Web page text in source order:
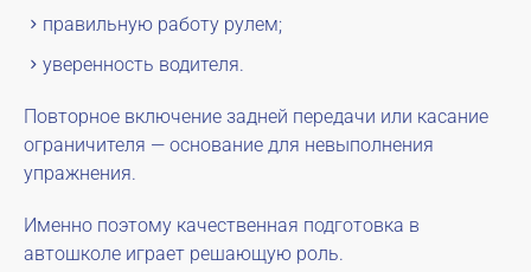
правильную работу рулем;
уверенность водителя.
Повторное включение задней передачи или касание
ограничителя — основание для невыполнения
упражнения.
Именно поэтому качественная подготовка в
автошколе играет решающую роль.